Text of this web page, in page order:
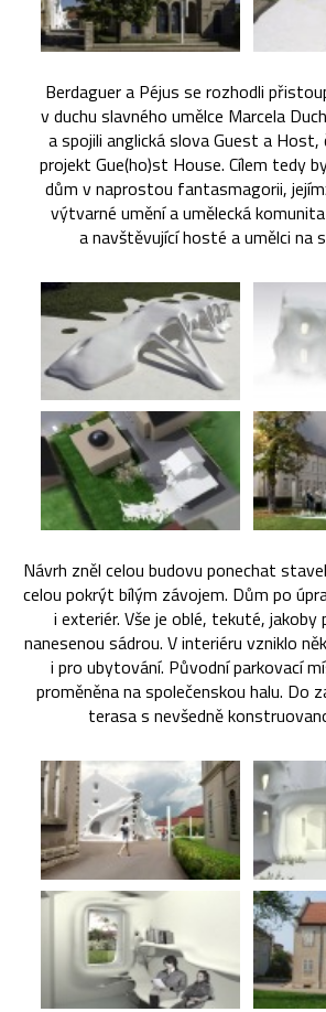
Berdaguer a Péjus se rozhodli
v duchu slavného umělce Marcela
a spojili anglická slova Guest a
projekt Gue(ho)st House. Cílem tedy
dům v naprostou fantasmagorii,
výtvarné umění a umělecká
a navštěvující hosté a umělci na
Návrh zněl celou budovu ponechat
celou pokrýt bílým závojem. Dům po
i exteriér. Vše je oblé, tekuté,
nanesenou sádrou. V interiéru vzniklo
i pro ubytování. Původní parkovací
proměněna na společenskou halu. Do
terasa s nevšedně